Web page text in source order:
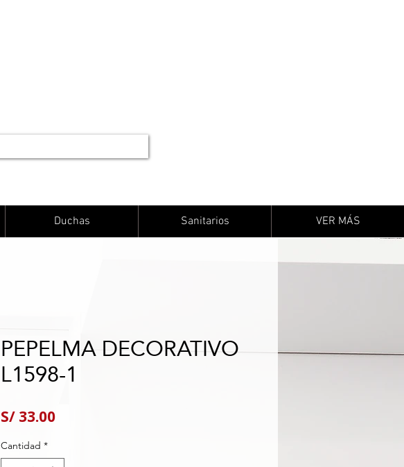
Duchas Sanitarios VER MÁS
PEPELMA DECORATIVO
L1598-1
S/ 33.00Precio
Cantidad *